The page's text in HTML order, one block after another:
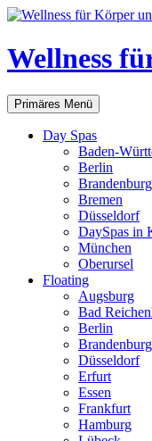
Zum
springen
Wellness
Suchen
Primäres Menü
Day Spas
Baden-
Berlin
Brandenburg
Bremen
Düsseldorf
DaySpas in
München
Oberursel
Floating
Augsburg
Bad
Berlin
Brandenburg
Düsseldorf
Erfurt
Essen
Frankfurt
Hamburg